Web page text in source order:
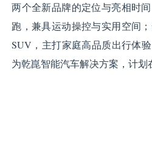
两个全新品牌的定位与亮相时
跑，兼具运动操控与实用空间
SUV，主打家庭高品质出行体
为乾崑智能汽车解决方案，计划